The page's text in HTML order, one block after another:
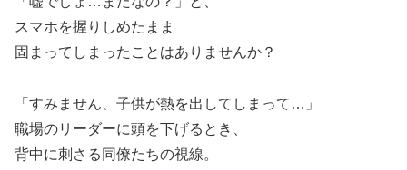
スマホを握りしめたまま
固まってしまったことはありませんか？
「すみません、子供が熱を出してしまって…」
職場のリーダーに頭を下げるとき、
背中に刺さる同僚たちの視線。